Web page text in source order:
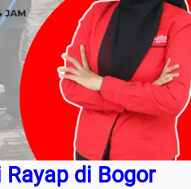
di Bogor